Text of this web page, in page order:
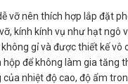
vỡ nên thích hợp lắp đặt
kính kính vụ như hạt ngô
gỉ và được thiết kế vô
để không làm gia tăng
nhiệt độ cao, độ ẩm